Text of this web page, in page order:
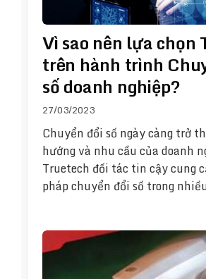
Vì sao nên lựa chọn
trên hành trình
số doanh nghiệp?
27/03/2023
Chuyển đổi số ngày càng trở
hướng và nhu cầu của doanh
Truetech đối tác tin cậy cung
pháp chuyển đổi số trong